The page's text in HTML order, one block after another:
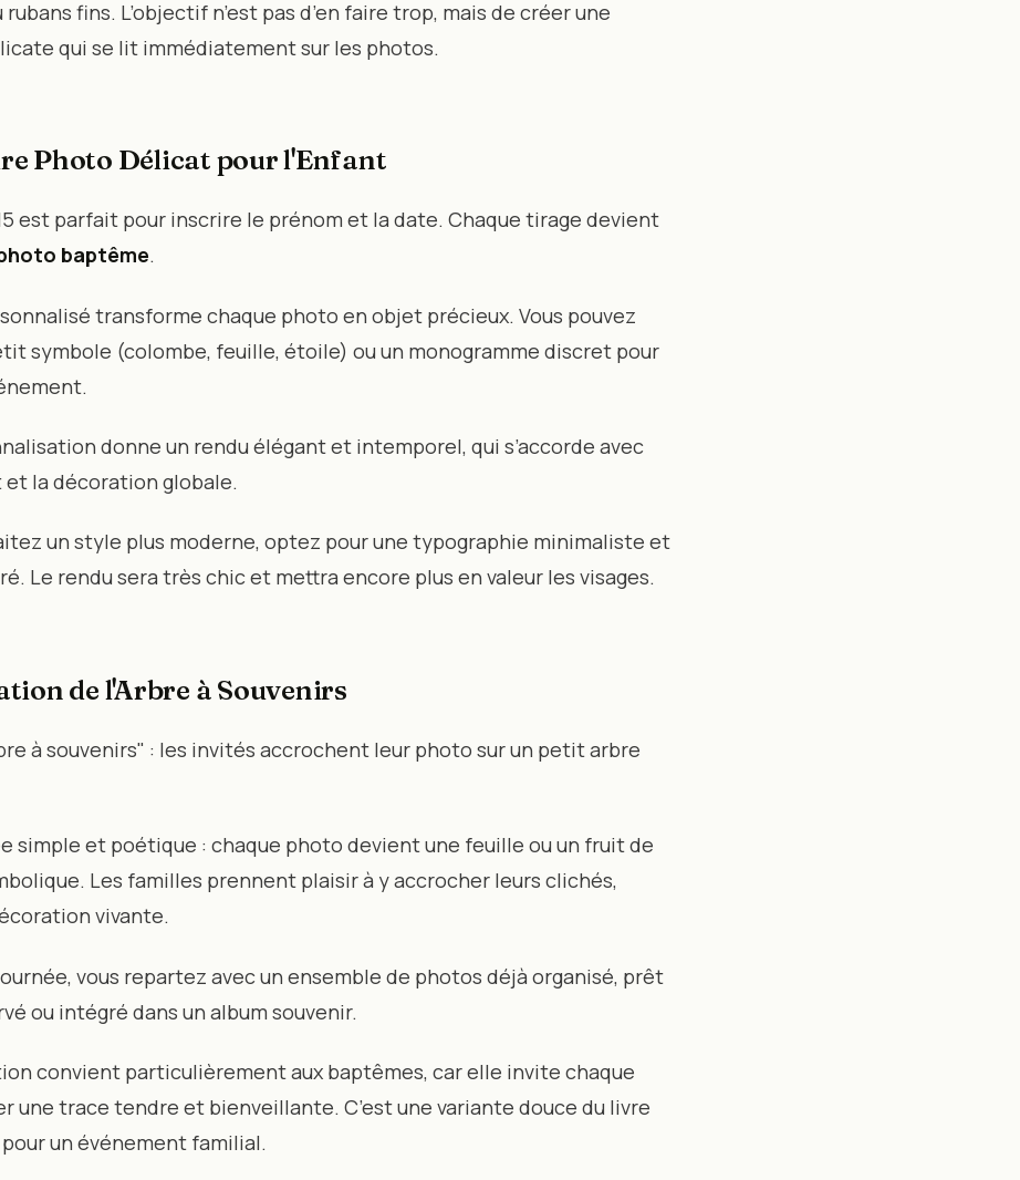
fins. L’objectif n’est pas d’en faire trop, mais de créer une
qui se lit immédiatement sur les photos.
Photo Délicat pour l'Enfant
est parfait pour inscrire le prénom et la date. Chaque tirage devient
baptême.
transforme chaque photo en objet précieux. Vous pouvez
symbole (colombe, feuille, étoile) ou un monogramme discret pour
donne un rendu élégant et intemporel, qui s’accorde avec
la décoration globale.
un style plus moderne, optez pour une typographie minimaliste et
Le rendu sera très chic et mettra encore plus en valeur les visages.
de l'Arbre à Souvenirs
à souvenirs" : les invités accrochent leur photo sur un petit arbre
simple et poétique : chaque photo devient une feuille ou un fruit de
Les familles prennent plaisir à y accrocher leurs clichés,
vivante.
vous repartez avec un ensemble de photos déjà organisé, prêt
ou intégré dans un album souvenir.
convient particulièrement aux baptêmes, car elle invite chaque
une trace tendre et bienveillante. C’est une variante douce du livre
un événement familial.